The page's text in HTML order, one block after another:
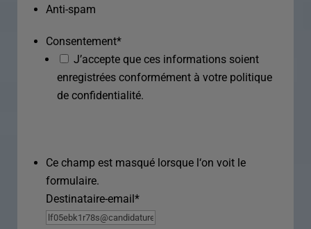
Anti-spam
Consentement*
J’accepte que ces informations soient
enregistrées conformément à votre politique
de confidentialité.
Ce champ est masqué lorsque l‘on voit le
formulaire.
Destinataire-email*